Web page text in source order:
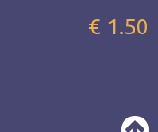
€ 1.50